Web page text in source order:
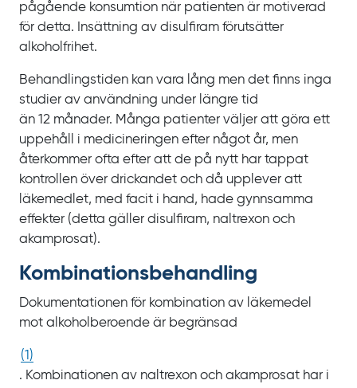
pågående konsumtion när patienten är motiverad
för detta. Insättning av disulfiram förutsätter
alkoholfrihet.
Behandlingstiden kan vara lång men det finns inga
studier av användning under längre tid
än 12 månader. Många patienter väljer att göra ett
uppehåll i medicineringen efter något år, men
återkommer ofta efter att de på nytt har tappat
kontrollen över drickandet och då upplever att
läkemedlet, med facit i hand, hade gynnsamma
effekter (detta gäller disulfiram, naltrexon och
akamprosat).
Kombinations­behandling
Dokumentationen för kombination av läkemedel
mot alkoholberoende är begränsad
(1)
. Kombinationen av naltrexon och akamprosat har i